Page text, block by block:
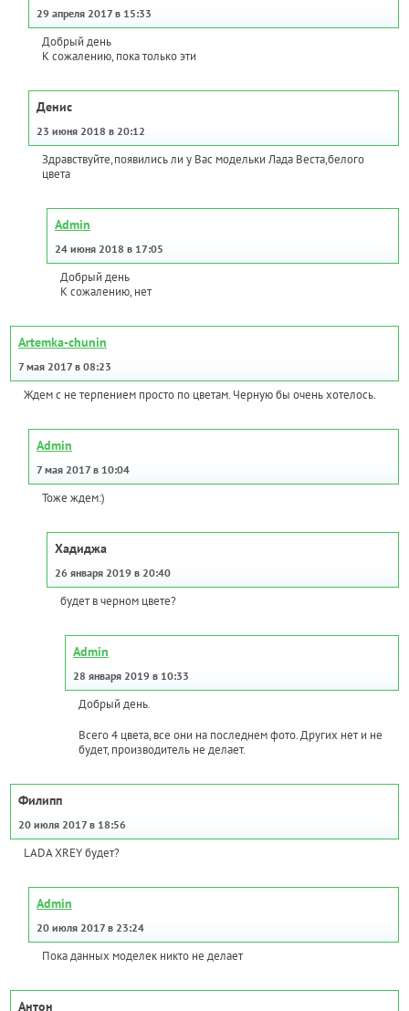
29 апреля 2017 в 15:33
Добрый день
К сожалению, пока только эти
Денис
23 июня 2018 в 20:12
Здравствуйте,появились ли у Вас модельки Лада Веста,белого
цвета
Admin
24 июня 2018 в 17:05
Добрый день
К сожалению, нет
Artemka-chunin
7 мая 2017 в 08:23
Ждем с не терпением просто по цветам. Черную бы очень хотелось.
Admin
7 мая 2017 в 10:04
Тоже ждем:)
Хадиджа
26 января 2019 в 20:40
будет в черном цвете?
Admin
28 января 2019 в 10:33
Добрый день.
Всего 4 цвета, все они на последнем фото. Других нет и не
будет, производитель не делает.
Филипп
20 июля 2017 в 18:56
LADA XREY будет?
Admin
20 июля 2017 в 23:24
Пока данных моделек никто не делает
Антон